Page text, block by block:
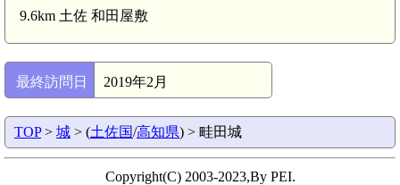
9.6km 土佐 和田屋敷
最終訪問日 2019年2月
TOP> 城 > (土佐国/高知県) > 畦田城
Copyright(C) 2003-2023,By PEI.